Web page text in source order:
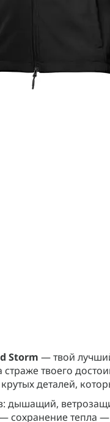
Storm — твой
страже твоего
деталей,
дышащий,
сохранение тепла